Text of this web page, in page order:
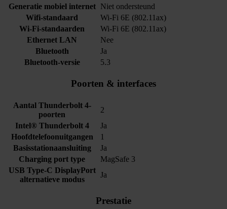
Generatie mobiel internet
Niet ondersteund
Wifi-standaard
Wi-Fi 6E (802.11ax)
Wi-Fi-standaarden
Wi-Fi 6E (802.11ax)
Ethernet LAN
Nee
Bluetooth
Ja
Bluetooth-versie
5.3
Poorten & interfaces
Aantal Thunderbolt 4-
poorten
2
Intel® Thunderbolt 4
Ja
Hoofdtelefoonuitgangen
1
Basisstationaansluiting
Ja
Charging port type
MagSafe 3
USB Type-C DisplayPort
alternatieve modus
Ja
Prestatie